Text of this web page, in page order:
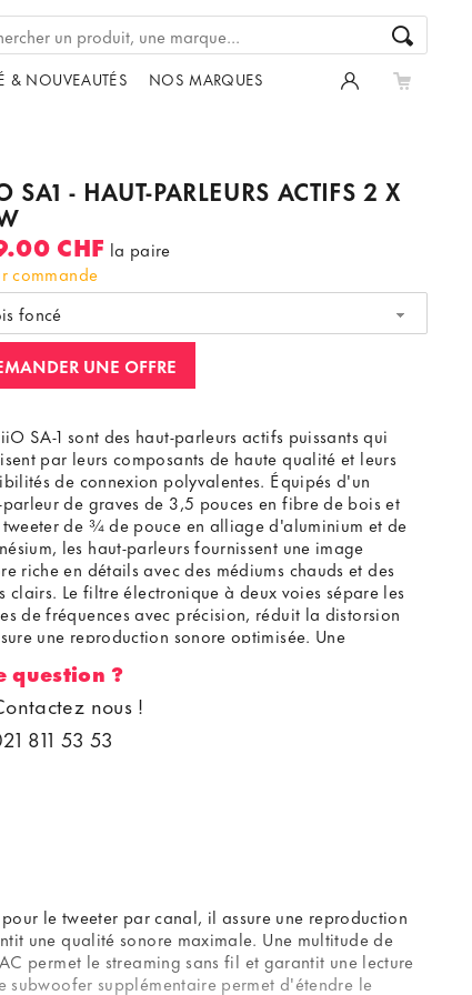
& NOUVEAUTÉS NOS MARQUES
SA1 - HAUT-PARLEURS ACTIFS 2 X
CHF la paire
commande
foncé
UNE OFFRE
SA-1 sont des haut-parleurs actifs puissants qui
par leurs composants de haute qualité et leurs
de connexion polyvalentes. Équipés d'un
parleur de graves de 3,5 pouces en fibre de bois et
de ¾ de pouce en alliage d'aluminium et de
les haut-parleurs fournissent une image
riche en détails avec des médiums chauds et des
clairs. Le filtre électronique à deux voies sépare les
de fréquences avec précision, réduit la distorsion
une reproduction sonore optimisée. Une
jusqu'à 65 Hz et complète l'image sonore
question ?
nous !
811 53 53
le tweeter par canal, il assure une reproduction
une qualité sonore maximale. Une multitude de
permet le streaming sans fil et garantit une lecture
supplémentaire permet d'étendre le